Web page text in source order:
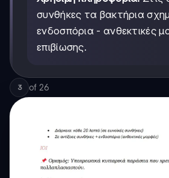
συνθήκες τα βακτήρια
ενδοσπόρια - ανθεκτικές
επιβίωσης.
3 of 26